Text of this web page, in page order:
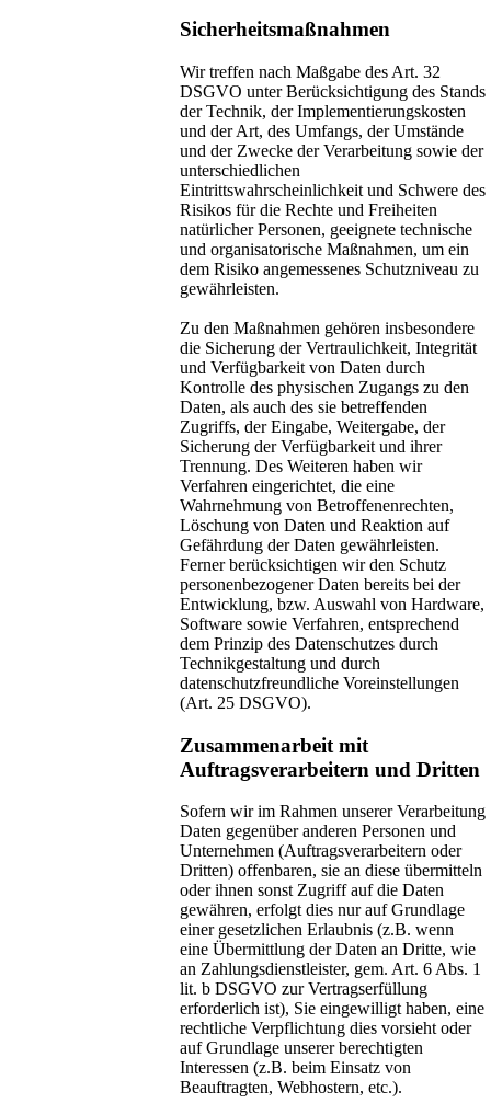
Sicherheitsmaßnahmen
Wir treffen nach Maßgabe des Art. 32
DSGVO unter Berücksichtigung des Stands
der Technik, der Implementierungskosten
und der Art, des Umfangs, der Umstände
und der Zwecke der Verarbeitung sowie der
unterschiedlichen
Eintrittswahrscheinlichkeit und Schwere des
Risikos für die Rechte und Freiheiten
natürlicher Personen, geeignete technische
und organisatorische Maßnahmen, um ein
dem Risiko angemessenes Schutzniveau zu
gewährleisten.
Zu den Maßnahmen gehören insbesondere
die Sicherung der Vertraulichkeit, Integrität
und Verfügbarkeit von Daten durch
Kontrolle des physischen Zugangs zu den
Daten, als auch des sie betreffenden
Zugriffs, der Eingabe, Weitergabe, der
Sicherung der Verfügbarkeit und ihrer
Trennung. Des Weiteren haben wir
Verfahren eingerichtet, die eine
Wahrnehmung von Betroffenenrechten,
Löschung von Daten und Reaktion auf
Gefährdung der Daten gewährleisten.
Ferner berücksichtigen wir den Schutz
personenbezogener Daten bereits bei der
Entwicklung, bzw. Auswahl von Hardware,
Software sowie Verfahren, entsprechend
dem Prinzip des Datenschutzes durch
Technikgestaltung und durch
datenschutzfreundliche Voreinstellungen
(Art. 25 DSGVO).
Zusammenarbeit mit
Auftragsverarbeitern und Dritten
Sofern wir im Rahmen unserer Verarbeitung
Daten gegenüber anderen Personen und
Unternehmen (Auftragsverarbeitern oder
Dritten) offenbaren, sie an diese übermitteln
oder ihnen sonst Zugriff auf die Daten
gewähren, erfolgt dies nur auf Grundlage
einer gesetzlichen Erlaubnis (z.B. wenn
eine Übermittlung der Daten an Dritte, wie
an Zahlungsdienstleister, gem. Art. 6 Abs. 1
lit. b DSGVO zur Vertragserfüllung
erforderlich ist), Sie eingewilligt haben, eine
rechtliche Verpflichtung dies vorsieht oder
auf Grundlage unserer berechtigten
Interessen (z.B. beim Einsatz von
Beauftragten, Webhostern, etc.).